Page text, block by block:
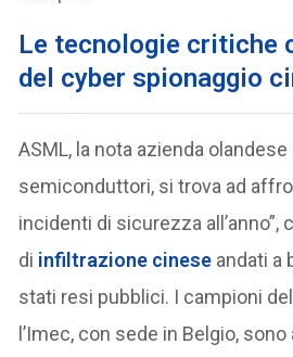
Le tecnologie critiche
del cyber spionaggio
ASML, la nota azienda
semiconduttori, si trova ad
incidenti di sicurezza all’anno”,
di infiltrazione cinese andati a
stati resi pubblici. I campioni
l’Imec, con sede in Belgio,